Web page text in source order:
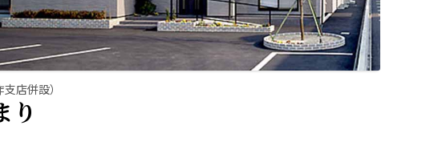
店併設）
り